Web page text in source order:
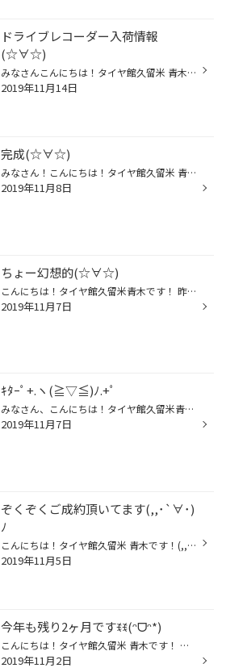
ドライブレコーダー入荷情報
(☆∀☆)
みなさんこんにちは！タイヤ館久留米 青木です！ 寒くなりましたね〜鍋の季節ですね〜 メリークリスマスですね〜（笑） ドライブレコーダーの再入荷情報です！ 大人気！コムテック！ZDR026が10台入荷しました！ꉂꉂ(ᵔᗜᵔ*) まだまだ人気が衰えないドライブレコーダー！取り付けしてない方は今かチャ...
2019年11月14日
完成(☆∀☆)
みなさん！こんにちは！タイヤ館久留米 青木です！ 先日載せたホイールのタイヤが届いたので直ぐに組み付けました(*´ 艸｀) タイヤがつくと更にカッコイイ(///ω///)♡ 早く車に付けたいって気持ちワクワク(*´ 艸｀) 店頭の1番目立つ場所に展示してますので是非一度見に来てくださいꉂꉂ(ᵔᗜᵔ*) 色んな...
2019年11月8日
ちょー幻想的(☆∀☆)
こんにちは！タイヤ館久留米青木です！ 昨日はお休みだったので熊本であっている【アートアクアリウム城】に行ってきました(,,･`∀･)ﾉ アートアクアリウムは金魚をとても幻想的に展示してあるんです(*´ 艸｀) とても幻想的で癒される空間でしたꉂꉂ(ᵔᗜᵔ*) お参りする所もあったのでしっかりとお参り...
2019年11月7日
ｷﾀｰﾟ+.ヽ(≧▽≦)ﾉ.+ﾟ
みなさん、こんにちは！タイヤ館久留米青木です！ 待ちに待った物が届きました(*´ 艸｀) これがどんな風に似合うかニヤニヤが止まらないです(///ω///)♡ 何の車に付けるかはお楽しみにꉂꉂ(ᵔᗜᵔ*) タイヤ組んで展示すれば絶対に目立つ(///ω///)♡
2019年11月7日
ぞくぞくご成約頂いてます(,,･`∀･)
ﾉ
こんにちは！タイヤ館久留米 青木です！(,,･`∀･)ﾉ 寒さが一気に来ましたね//((´д｀)) ﾌﾞﾙ 寒いのが苦手な僕にはヤバい季節(；´Д｀)(；´Д｀) 冬シーズンに向けてのご成約がたくさん増えてきてますꉂꉂ(ᵔᗜᵔ*) シーズンに入ると欠品になったりする恐れもありますので早めのご予約、取り付けをしましょ...
2019年11月5日
今年も残り2ヶ月ですꉂꉂ(ᵔᗜᵔ*)
こんにちは！タイヤ館久留米 青木です！ 今年も早いところで残り2ヶ月ですね(；´Д｀) あっという間って感じですね(笑) まだまだお昼は暖かいですが朝晩はどーしても寒いです//((´д｀)) ﾌﾞﾙ そろそろ本気で冬準備をしないとって思ってます(*´ 艸｀) タイヤ館でも冬準備してます！ スタッドレスタイヤ...
2019年11月2日